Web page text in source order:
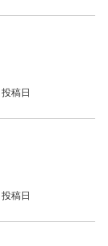
投稿日
投稿日